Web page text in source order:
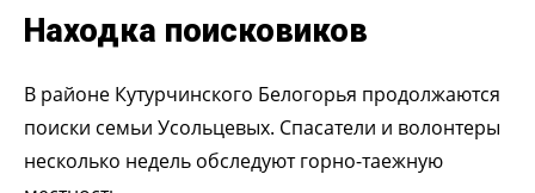
Находка поисковиков
В районе Кутурчинского Белогорья продолжаются
поиски семьи Усольцевых. Спасатели и волонтеры
несколько недель обследуют горно-таежную